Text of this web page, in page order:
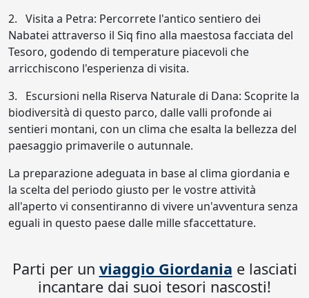
2. Visita a Petra: Percorrete l'antico sentiero dei
Nabatei attraverso il Siq fino alla maestosa facciata del
Tesoro, godendo di temperature piacevoli che
arricchiscono l'esperienza di visita.
3. Escursioni nella Riserva Naturale di Dana: Scoprite la
biodiversità di questo parco, dalle valli profonde ai
sentieri montani, con un clima che esalta la bellezza del
paesaggio primaverile o autunnale.
La preparazione adeguata in base al clima giordania e
la scelta del periodo giusto per le vostre attività
all'aperto vi consentiranno di vivere un'avventura senza
eguali in questo paese dalle mille sfaccettature.
Parti per un viaggio Giordania e lasciati
incantare dai suoi tesori nascosti!